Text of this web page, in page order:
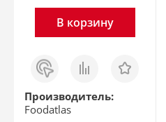
В корзину
Заказ
в 1
клик
Сравнить Отложить
Производитель:
Foodatlas